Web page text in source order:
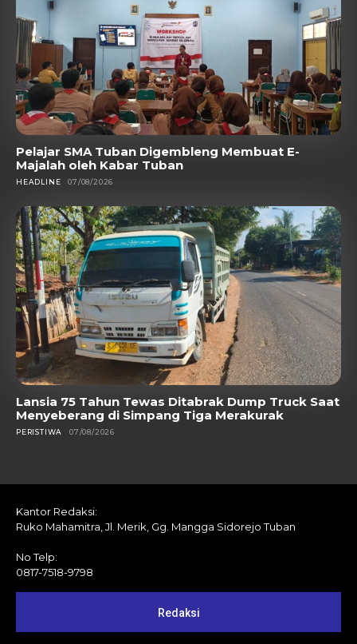
Pelajar SMA Tuban Digembleng Membuat E-
Majalah oleh Kabar Tuban
HEADLINE 07/08/2026
Lansia 75 Tahun Tewas Ditabrak Dump Truck Saat
Menyeberang di Simpang Tiga Merakurak
PERISTIWA 07/08/2026
Kantor Redaksi:
Ruko Mahamitra, Jl. Merik, Gg. Mangga Sidorejo Tuban
No Telp:
0817-7518-9798
Redaksi